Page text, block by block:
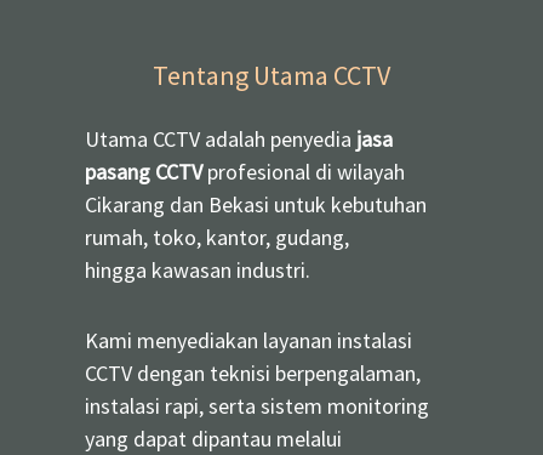
Tentang Utama CCTV
Utama CCTV adalah penyedia jasa
pasang CCTVprofesional di wilayah
Cikarang dan Bekasi untuk kebutuhan
rumah, toko, kantor, gudang,
hingga kawasan industri.
Kami menyediakan layanan instalasi
CCTV dengan teknisi berpengalaman,
instalasi rapi, serta sistem monitoring
yang dapat dipantau melalui